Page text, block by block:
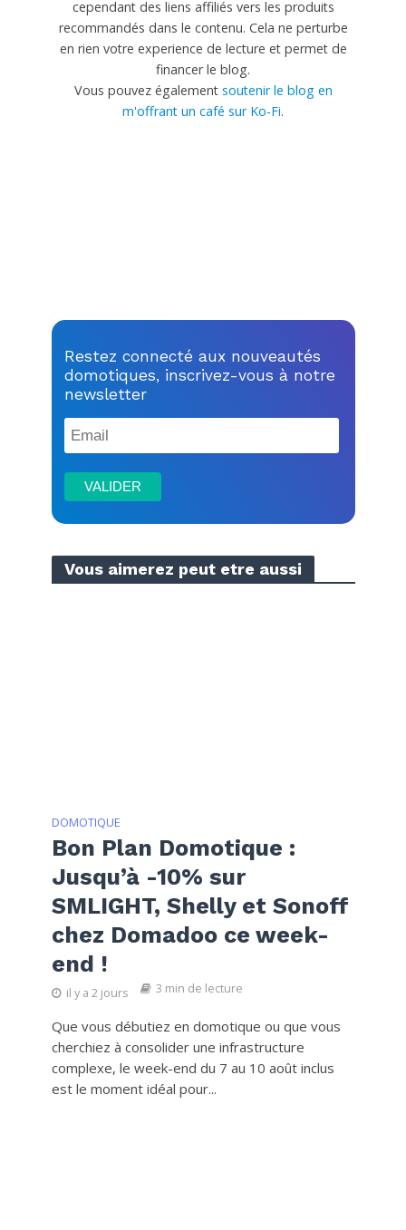
cependant des liens affiliés vers les produits
recommandés dans le contenu. Cela ne perturbe
en rien votre experience de lecture et permet de
financer le blog.
Vous pouvez également soutenir le blog en
m'offrant un café sur Ko-Fi.
Restez connecté aux nouveautés
domotiques, inscrivez-vous à notre
newsletter
Vous aimerez peut etre aussi
DOMOTIQUE
Bon Plan Domotique :
Jusqu’à -10% sur
SMLIGHT, Shelly et Sonoff
chez Domadoo ce week-
end !
il y a 2 jours 3 min de lecture
Que vous débutiez en domotique ou que vous
cherchiez à consolider une infrastructure
complexe, le week-end du 7 au 10 août inclus
est le moment idéal pour...